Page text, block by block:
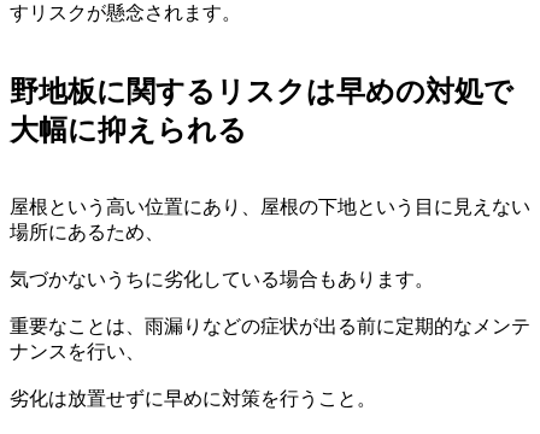
すリスクが懸念されます。
野地板に関するリスクは早めの対処で
大幅に抑えられる
屋根という高い位置にあり、屋根の下地という目に見えない
場所にあるため、
気づかないうちに劣化している場合もあります。
重要なことは、雨漏りなどの症状が出る前に定期的なメンテ
ナンスを行い、
劣化は放置せずに早めに対策を行うこと。